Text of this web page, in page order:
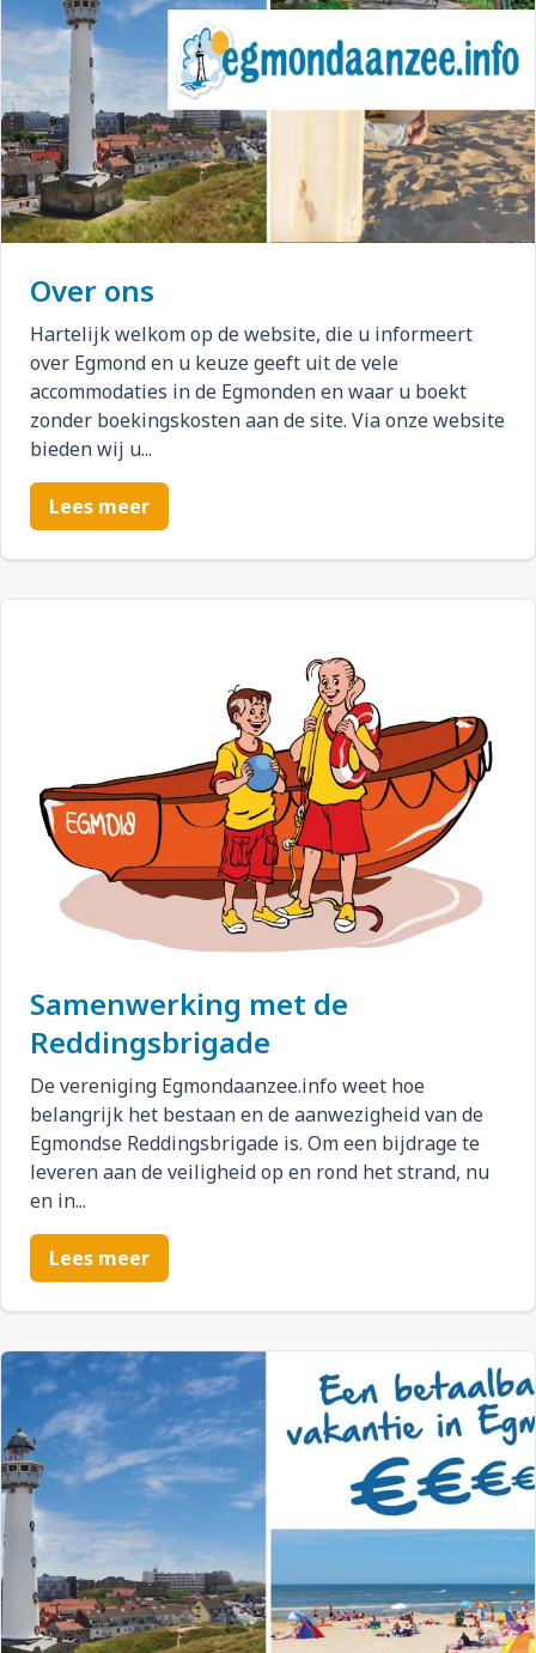
Over ons
Hartelijk welkom op de website, die u informeert
over Egmond en u keuze geeft uit de vele
accommodaties in de Egmonden en waar u boekt
zonder boekingskosten aan de site. Via onze website
bieden wij u...
Lees meer
Samenwerking met de
Reddingsbrigade
De vereniging Egmondaanzee.info weet hoe
belangrijk het bestaan en de aanwezigheid van de
Egmondse Reddingsbrigade is. Om een bijdrage te
leveren aan de veiligheid op en rond het strand, nu
en in...
Lees meer